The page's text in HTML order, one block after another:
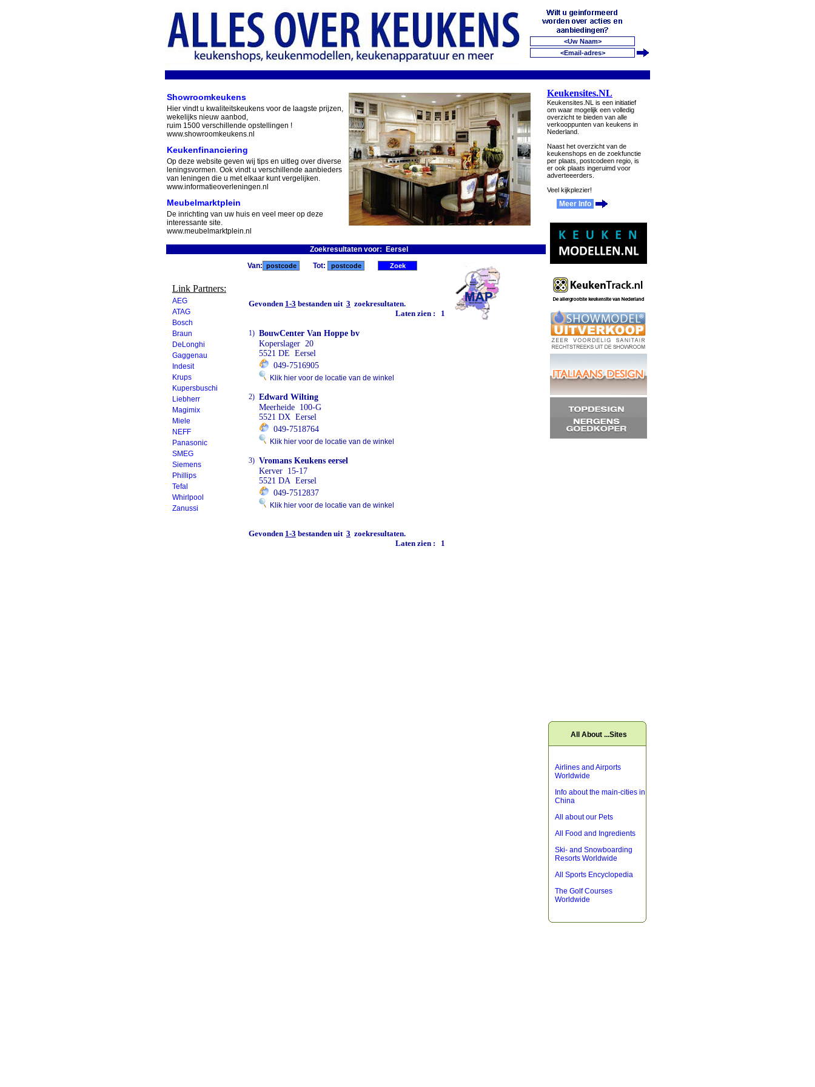
Showroomkeukens
Hier vindt u kwaliteitskeukens voor de laagste prijzen,
wekelijks nieuw aanbod,
ruim 1500 verschillende opstellingen !
www.showroomkeukens.nl
Keukenfinanciering
Op deze website geven wij tips en uitleg over diverse
leningsvormen. Ook vindt u verschillende aanbieders
van leningen die u met elkaar kunt vergelijken.
www.informatieoverleningen.nl
Meubelmarktplein
De inrichting van uw huis en veel meer op deze
interessante site.
www.meubelmarktplein.nl
Zoekresultaten voor: Eersel
Link Partners:
AEG
ATAG
Bosch
Braun
DeLonghi
Gaggenau
Indesit
Krups
Kupersbuschi
Liebherr
Magimix
Miele
NEFF
Panasonic
SMEG
Siemens
Phillips
Tefal
Whirlpool
Zanussi
Van: Tot:
Gevonden 1-3 bestanden uit 3 zoekresultaten.
Laten zien :
1
1) BouwCenter Van Hoppe bv
Koperslager 20
5521 DE Eersel
049-7516905
Klik hier voor de locatie van de winkel
2) Edward Wilting
Meerheide 100-G
5521 DX Eersel
049-7518764
Klik hier voor de locatie van de winkel
3) Vromans Keukens eersel
Kerver 15-17
5521 DA Eersel
049-7512837
Klik hier voor de locatie van de winkel
Gevonden 1-3 bestanden uit 3 zoekresultaten.
Laten zien :
1
Keukensites.NL
Keukensites.NL is een initiatief
om waar mogelijk een volledig
overzicht te bieden van alle
verkooppunten van keukens in
Nederland.
Naast het overzicht van de
keukenshops en de zoekfunctie
per plaats, postcodeen regio, is
er ook plaats ingeruimd voor
adverteeerders.
Veel kijkplezier!
Meer Info
All About ...Sites
Airlines and Airports
Worldwide
Info about the main-cities in
China
All about our Pets
All Food and Ingredients
Ski- and Snowboarding
Resorts Worldwide
All Sports Encyclopedia
The Golf Courses
Worldwide